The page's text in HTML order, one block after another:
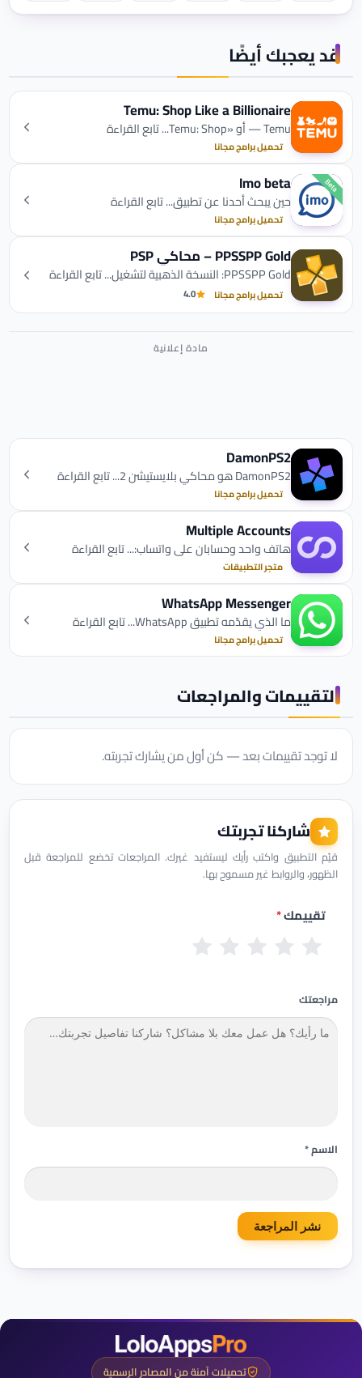
قد يعجبك أيضًا
Temu: Shop Like a Billionaire
Temu — أو «Temu: Shop... تابع القراءة
تحميل برامج مجانا
Imo beta
حين يبحث أحدنا عن تطبيق... تابع القراءة
تحميل برامج مجانا
PPSSPP Gold – محاكي PSP
PPSSPP Gold: النسخة الذهبية لتشغيل... تابع القراءة
تحميل برامج مجانا 4.0
DamonPS2
DamonPS2 هو محاكي بلايستيشن 2... تابع القراءة
تحميل برامج مجانا
Multiple Accounts
هاتف واحد وحسابان على واتساب:... تابع القراءة
متجر التطبيقات
WhatsApp Messenger
ما الذي يقدّمه تطبيق WhatsApp... تابع القراءة
تحميل برامج مجانا
التقييمات والمراجعات
لا توجد تقييمات بعد — كن أول من يشارك تجربته.
شاركنا تجربتك
قيّم التطبيق واكتب رأيك ليستفيد غيرك. المراجعات تخضع للمراجعة قبل
الظهور، والروابط غير مسموح بها.
تقييمك*
م
ا
ز
ج
ج
دً
م
و
ل
ض
ف
س
ئ
مراجعتك
الاسم *
تحميلات آمنة من المصادر الرسمية